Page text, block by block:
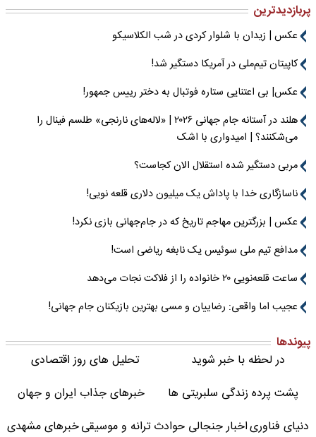
پربازدیدترین
عکس | زیدان با شلوار کردی در شب الکلاسیکو
کاپیتان تیم‌ملی در آمریکا دستگیر شد!
عکس| بی اعتنایی ستاره فوتبال به دختر رییس جمهور!
هلند در آستانه جام جهانی ۲۰۲۶ | «لاله‌های نارنجی» طلسم فینال را
می‌شکنند؟ | امیدواری با اشک
مربی دستگیر شده استقلال الان کجاست؟
ناسازگاری خدا با پاداش یک میلیون دلاری قلعه نویی!
عکس | بزرگترین مهاجم تاریخ که در جام‌جهانی بازی نکرد!
مدافع تیم ملی سوئیس یک نابغه ریاضی است!
ساعت قلعه‌نویی ۲۰ خانواده را از فلاکت نجات می‌دهد
عجیب اما واقعی: رضاییان و مسی بهترین بازیکنان جام جهانی!
پیوندها
در لحظه با خبر شوید
تحلیل های روز اقتصادی
پشت پرده زندگی سلبریتی ها
خبرهای جذاب ایران و جهان
دنیای فناوریاخبار جنجالی حوادثترانه و موسیقیخبرهای مشهدی